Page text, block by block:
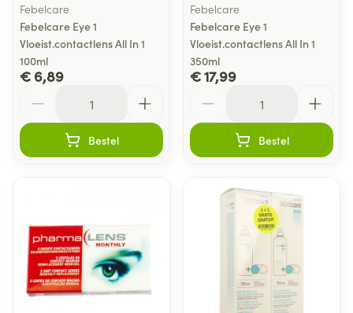
Febelcare
Febelcare Eye 1
Vloeist.contactlens All In 1
100ml
€ 6,89
Bestel
Febelcare
Febelcare Eye 1
Vloeist.contactlens All In 1
350ml
€ 17,99
Bestel